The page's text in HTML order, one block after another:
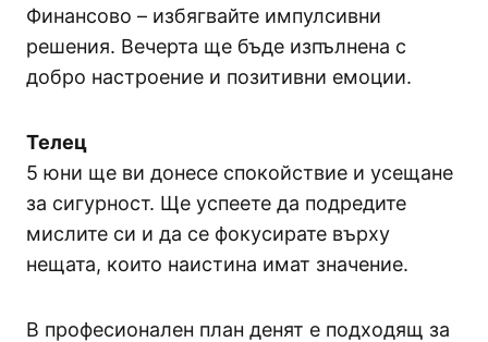
Финансово – избягвайте импулсивни
решения. Вечерта ще бъде изпълнена с
добро настроение и позитивни емоции.
Телец
5 юни ще ви донесе спокойствие и усещане
за сигурност. Ще успеете да подредите
мислите си и да се фокусирате върху
нещата, които наистина имат значение.
В професионален план денят е подходящ за